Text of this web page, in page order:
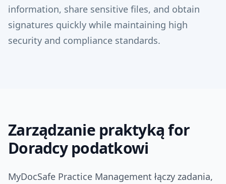
information, share sensitive files, and obtain
signatures quickly while maintaining high
security and compliance standards.
Zarządzanie praktyką for
Doradcy podatkowi
MyDocSafe Practice Management łączy zadania,